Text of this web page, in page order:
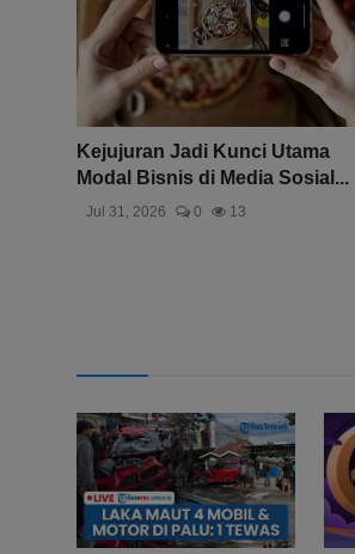
Kejujuran Jadi Kunci Utama
Modal Bisnis di Media Sosial...
Jul 31, 2026 0 13